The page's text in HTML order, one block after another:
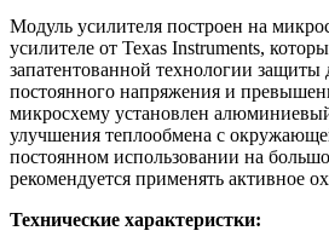
Модуль усилителя построен на
усилителе от Texas Instruments,
запатентованной технологии защиты
постоянного напряжения и
микросхему установлен
улучшения теплообмена с
постоянном использовании на
рекомендуется применять активное
Технические характеристки: